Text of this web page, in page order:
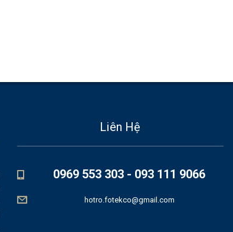
Liên Hệ
0969 553 303 - 093 111 9066
hotro.fotekco@gmail.com